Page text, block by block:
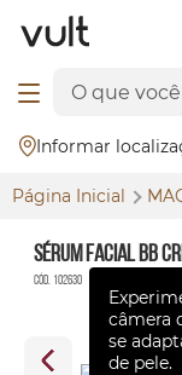
Informar
Página Inicial
Sérum Facial BB
Cód. 102630
câmera
se
de pele.